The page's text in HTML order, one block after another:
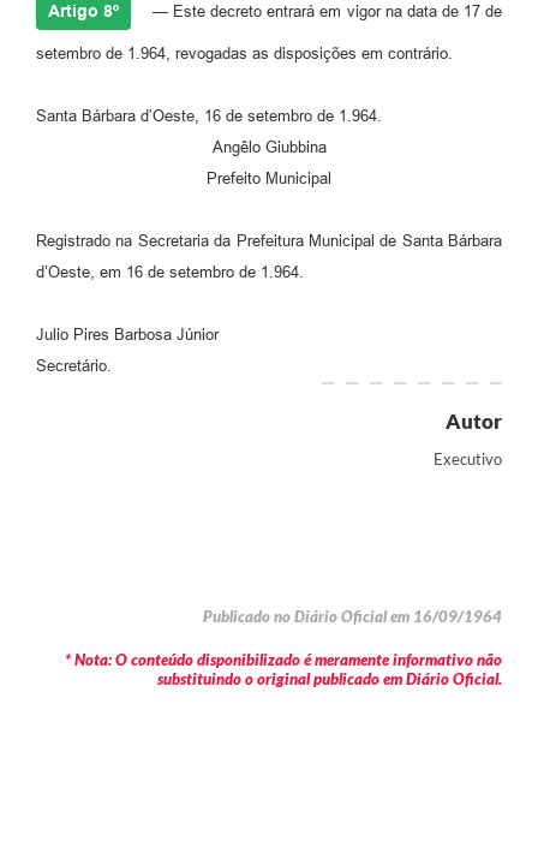
Artigo 8º — Este decreto entrará em vigor na data de 17 de
setembro de 1.964, revogadas as disposições em contrário.
Santa Bárbara d’Oeste, 16 de setembro de 1.964.
Angêlo Giubbina
Prefeito Municipal
Registrado na Secretaria da Prefeitura Municipal de Santa Bárbara
d’Oeste, em 16 de setembro de 1.964.
Julio Pires Barbosa Júnior
Secretário.
Autor
Executivo
Publicado no Diário Oficial em 16/09/1964
* Nota: O conteúdo disponibilizado é meramente informativo não
substituindo o original publicado em Diário Oficial.